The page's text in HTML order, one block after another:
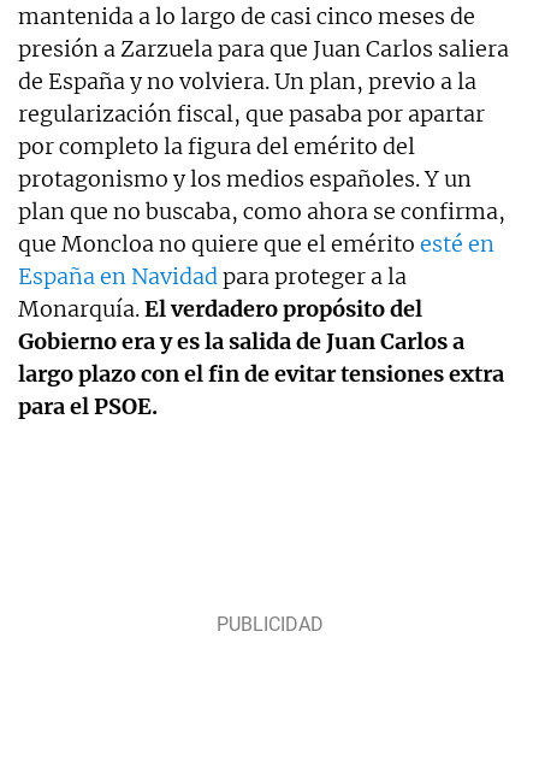
mantenida a lo largo de casi cinco meses de
presión a Zarzuela para que Juan Carlos saliera
de España y no volviera. Un plan, previo a la
regularización fiscal, que pasaba por apartar
por completo la figura del emérito del
protagonismo y los medios españoles. Y un
plan que no buscaba, como ahora se confirma,
que Moncloa no quiere que el emérito esté en
España en Navidadpara proteger a la
Monarquía.El verdadero propósito del
Gobierno era y es la salida de Juan Carlos a
largo plazo con el fin de evitar tensiones extra
para el PSOE.